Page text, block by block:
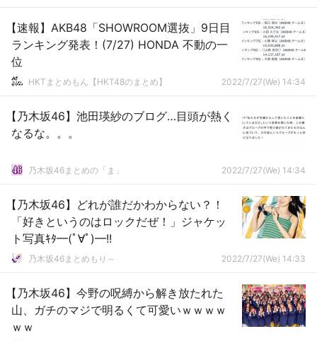
【速報】AKB48「SHOWROOM選抜」9日目
ランキング発表！(7/27) HONDA 不動の一
位
HKTまとめもん【HKT48のまとめ】 2022/7/27(We) 14:34
【乃木坂46】池田瑛紗のブログ…目頭が熱く
なるな。。。
乃木坂46まとめの「ま」 2022/7/27(We) 14:34
【乃木坂46】どれが誰だかわからない？！
「好きというのはロックだぜ！」ジャケッ
ト写真ｷﾀ━(ﾟ∀ﾟ)━!!
乃木坂46まとめもり～ 2022/7/27(We) 14:33
【乃木坂46】今野の呪縛から解き放たれた
山、ガチのマジで明るくて可愛いｗｗｗｗ
ｗｗ